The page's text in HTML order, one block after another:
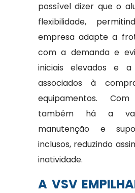
possível dizer que o
flexibilidade,
empresa adapte a
com a demanda e
iniciais elevados e a
associados à
equipamentos.
também há a
manutenção e
inclusos, reduzindo
inatividade.
A VSV